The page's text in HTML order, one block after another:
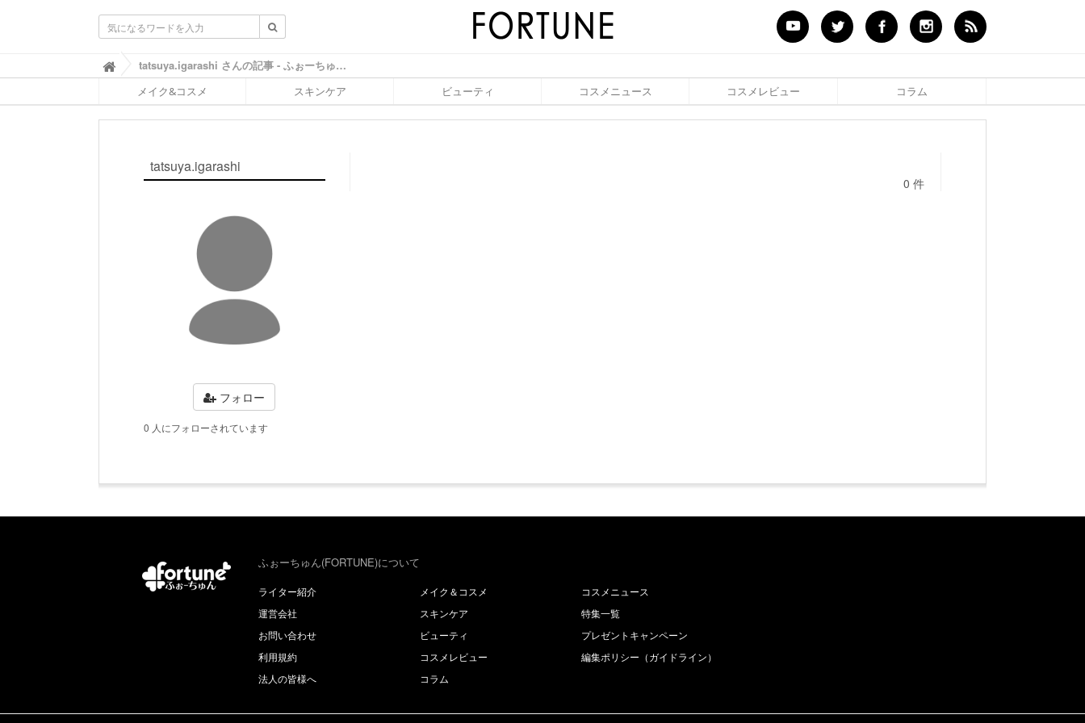
ふ
ぉ
ち
ゅ
tatsuya.igarashi さんの記事 - ふぉーちゅん(FORTUNE)
メイク&コスメ スキンケア ビューティ コスメニュース コスメレビュー コラム
tatsuya.igarashi
フォロー
0 人にフォローされています
0 件
ふぉーちゅん(FORTUNE)について
ライター紹介
運営会社
お問い合わせ
利用規約
法人の皆様へ
メイク＆コスメ
スキンケア
ビューティ
コスメレビュー
コラム
コスメニュース
特集一覧
プレゼントキャンペーン
編集ポリシー（ガイドライン）